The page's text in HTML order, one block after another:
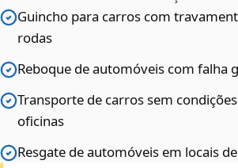
Guincho para carros com
rodas
Reboque de automóveis com falha
Transporte de carros sem
oficinas
Resgate de automóveis em locais